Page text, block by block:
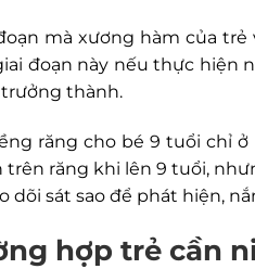
mà xương hàm của
đoạn này nếu thực hiện
thành.
răng cho bé 9 tuổi chỉ
trên răng khi lên 9 tuổi,
dõi sát sao để phát hiện,
hợp trẻ cần